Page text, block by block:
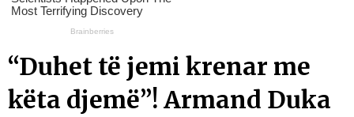
“Duhet të jemi krenar me
këta djemë”! Armand Duka